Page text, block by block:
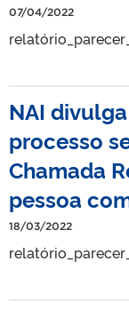
07/04/2022
NAI
processo
Chamada
pessoa
18/03/2022